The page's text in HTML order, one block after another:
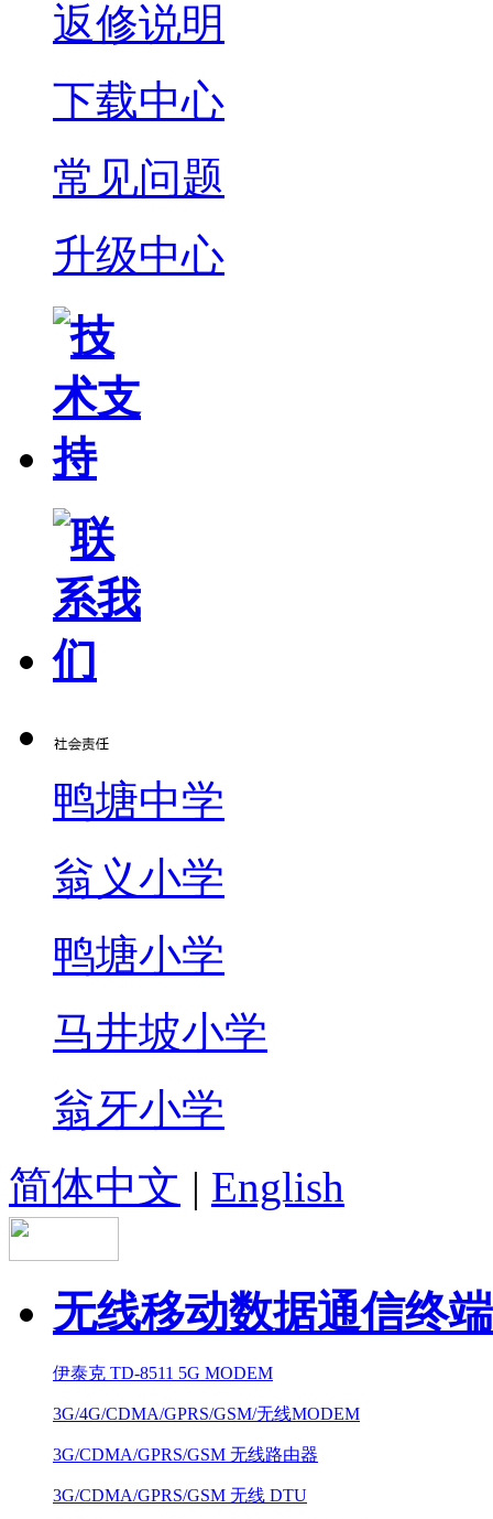
返修说明
下载中心
常见问题
升级中心
鸭塘中学
翁义小学
鸭塘小学
马井坡小学
翁牙小学
简体中文 | English
无线移动数据通信终端
伊泰克 TD-8511 5G MODEM
3G/4G/CDMA/GPRS/GSM/无线MODEM
3G/CDMA/GPRS/GSM 无线路由器
3G/CDMA/GPRS/GSM 无线 DTU